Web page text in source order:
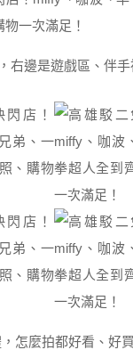
右邊是遊戲區、伴手
怎麼拍都好看、好